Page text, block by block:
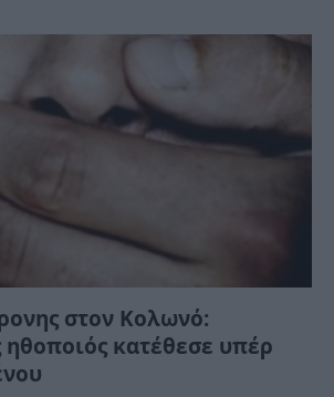
στον Κολωνό:
κατέθεσε υπέρ